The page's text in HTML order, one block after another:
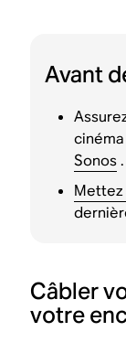
Avant
Sonos.
Mettez
Câbler
votre